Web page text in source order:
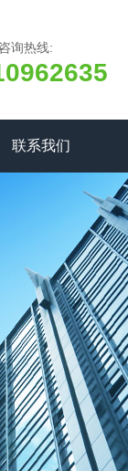
询热线:
联系我们